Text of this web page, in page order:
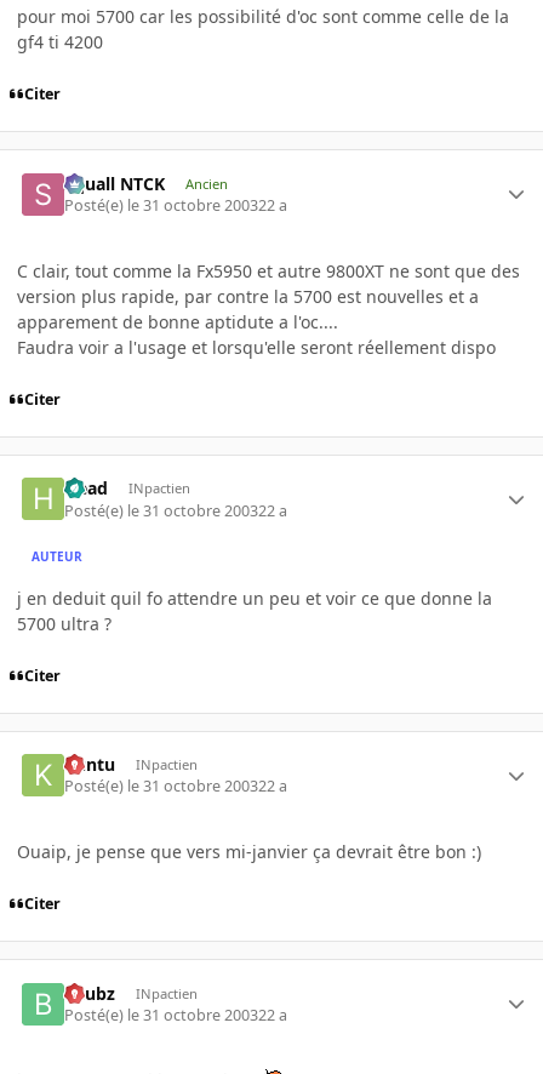
pour moi 5700 car les possibilité d'oc sont comme celle de la
gf4 ti 4200
Citer
Squall NTCK Ancien
Posté(e) le 31 octobre 200322 a
C clair, tout comme la Fx5950 et autre 9800XT ne sont que des
version plus rapide, par contre la 5700 est nouvelles et a
apparement de bonne aptidute a l'oc....
Faudra voir a l'usage et lorsqu'elle seront réellement dispo
Citer
Head INpactien
Posté(e) le 31 octobre 200322 a
AUTEUR
j en deduit quil fo attendre un peu et voir ce que donne la
5700 ultra ?
Citer
Kuntu INpactien
Posté(e) le 31 octobre 200322 a
Ouaip, je pense que vers mi-janvier ça devrait être bon :)
Citer
beubz INpactien
Posté(e) le 31 octobre 200322 a